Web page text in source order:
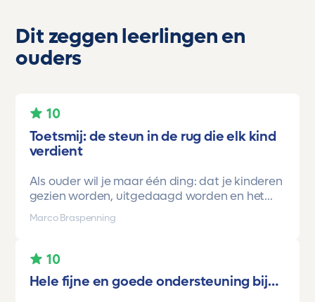
Dit zeggen leerlingen en
ouders
10
Toetsmij: de steun in de rug die elk kind
verdient
Als ouder wil je maar één ding: dat je kinderen
gezien worden, uitgedaagd worden en het
vertrouwen krijgen dat ze méér kunnen dan ze
zelf soms denken. Voor ons is Toetsmij daarin
kader. Een lieve, slimme meid, maar soms
Marco Braspenning
10
Hele fijne en goede ondersteuning bij…